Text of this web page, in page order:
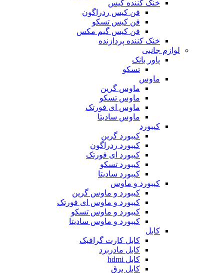
خنک کننده کیس
فن کیس ردراگون
فن کیس تسکو
فن کیس گیم مکس
خنک کننده پردازنده
لوازم جانبی
پاور بانک
تسکو
ماوس
ماوس گرین
ماوس تسکو
ماوس ای فورتک
ماوس سادیتا
کیبورد
کیبورد گرین
کیبورد ردراگون
کیبورد ای فورتک
کیبورد تسکو
کیبورد سادیتا
کیبورد و ماوس
کیبورد و ماوس گرین
کیبورد و ماوس ای فورتک
کیبورد و ماوس تسکو
کیبورد و ماوس سادیتا
کابل
کابل کارت گرافیک
کابل مادربرد
کابل hdmi
کابل برق